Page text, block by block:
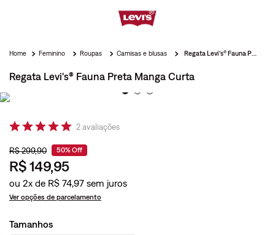
Feminino Roupas Camisas e blusas
Regata Levi's® Fauna Preta Manga Curta
2avaliações
R$299,90 50% Off
R$149,95
ou 2x de R$ 74,97
Ver opções de parcelamento
Tamanhos